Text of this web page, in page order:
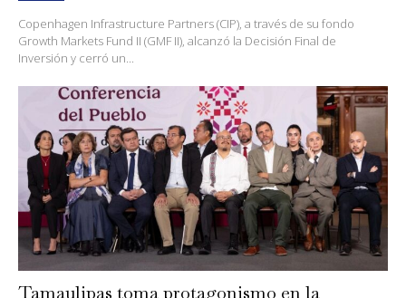
Copenhagen Infrastructure Partners (CIP), a través de su fondo
Growth Markets Fund II (GMF II), alcanzó la Decisión Final de
Inversión y cerró un...
Tamaulipas toma protagonismo en la